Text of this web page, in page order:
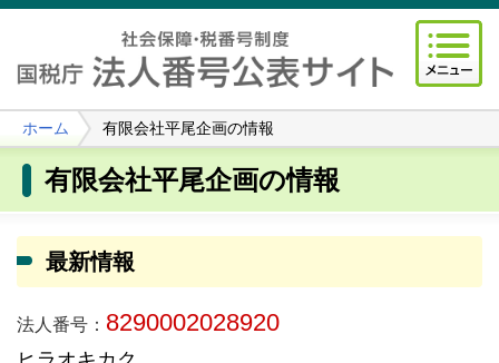
ホーム 有限会社平尾企画の情報
有限会社平尾企画の情報
最新情報
法人番号： 8290002028920